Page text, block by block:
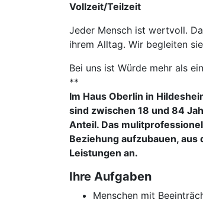
Vollzeit/Teilzeit
Jeder Mensch ist wertvoll.
ihrem Alltag. Wir begleiten
Bei uns ist Würde mehr als
**
Im Haus Oberlin in
sind zwischen 18 und 84
Anteil. Das
Beziehung aufzubauen,
Leistungen an.
Ihre Aufgaben
Menschen mit